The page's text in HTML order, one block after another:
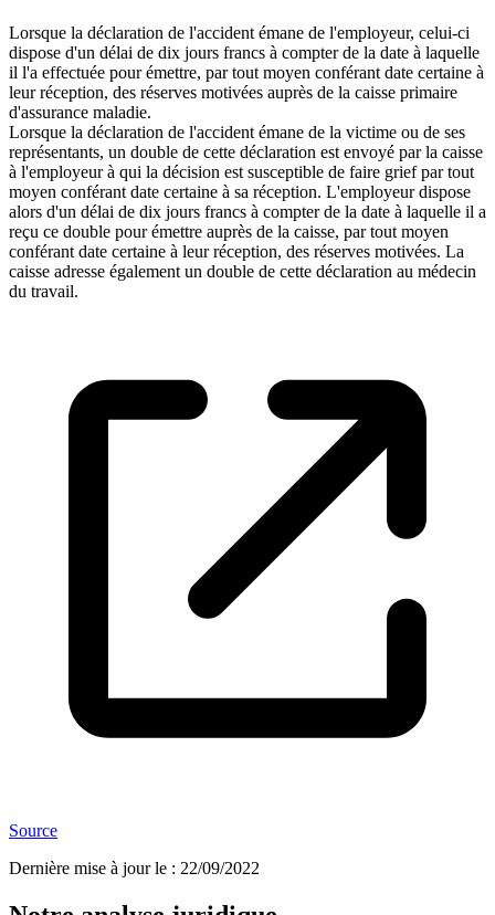
Lorsque la déclaration de l'accident émane de l'employeur, celui-ci
dispose d'un délai de dix jours francs à compter de la date à laquelle
il l'a effectuée pour émettre, par tout moyen conférant date certaine à
leur réception, des réserves motivées auprès de la caisse primaire
d'assurance maladie.
Lorsque la déclaration de l'accident émane de la victime ou de ses
représentants, un double de cette déclaration est envoyé par la caisse
à l'employeur à qui la décision est susceptible de faire grief par tout
moyen conférant date certaine à sa réception. L'employeur dispose
alors d'un délai de dix jours francs à compter de la date à laquelle il a
reçu ce double pour émettre auprès de la caisse, par tout moyen
conférant date certaine à leur réception, des réserves motivées. La
caisse adresse également un double de cette déclaration au médecin
du travail.
Source
Dernière mise à jour le : 22/09/2022